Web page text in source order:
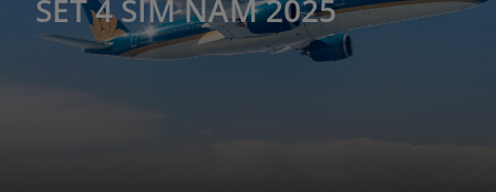
SÉT 4 SIM NĂM 2025